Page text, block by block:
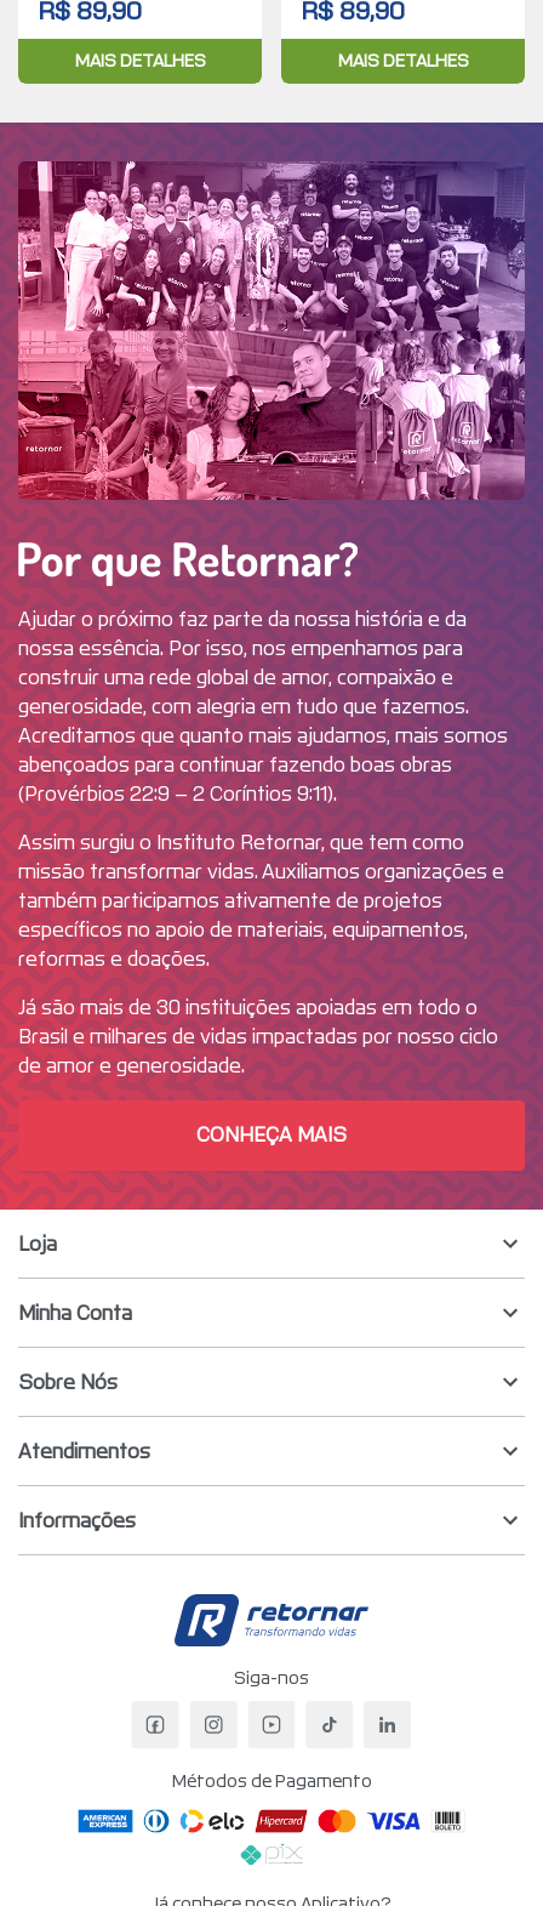
R$ 89,90
MAIS DETALHES
R$ 89,90
MAIS DETALHES
Por que
Ajudar o próximo faz parte da nossa história e da
nossa essência. Por isso, nos empenhamos para
construir uma rede global de amor, compaixão e
generosidade, com alegria em tudo que fazemos.
Acreditamos que quanto mais ajudamos, mais somos
abençoados para continuar fazendo boas obras
(Provérbios 22:9 – 2 Coríntios 9:11).
Assim surgiu o Instituto Retornar, que tem como
missão transformar vidas. Auxiliamos organizações e
também participamos ativamente de projetos
específicos no apoio de materiais, equipamentos,
reformas e doações.
Já são mais de 30 instituições apoiadas em todo o
Brasil e milhares de vidas impactadas por nosso ciclo
de amor e generosidade.
CONHEÇA MAIS
Loja
Minha Conta
Sobre Nós
Atendimentos
Informações
Retornar -
Siga-nos
Facebook da Retornar
Instagram da Retornar
YouTube da Retornar
TikTok da Retornar
Métodos de Pagamento